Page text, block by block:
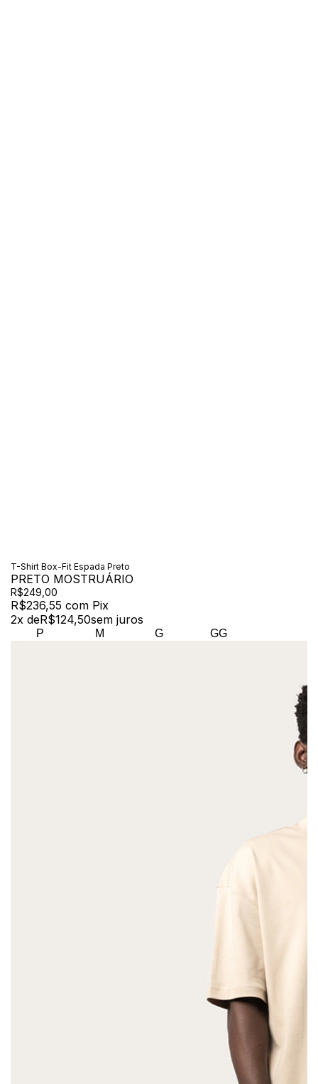
T-Shirt Box-Fit Espada Preto
PRETO MOSTRUÁRIO
R$249,00
R$236,55 com Pix
2x deR$124,50sem juros
P M G GG